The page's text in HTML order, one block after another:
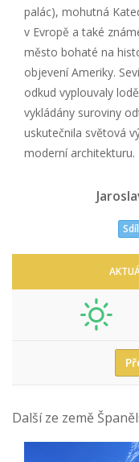
palác), mohutná
v Evropě a také
město bohaté na
objevení Ameriky.
odkud vyplouvaly
vykládány suroviny
uskutečnila světová
moderní architekturu.
Další ze země